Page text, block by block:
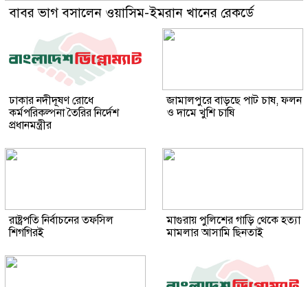
বাবর ভাগ বসালেন ওয়াসিম-ইমরান খানের রেকর্ডে
ঢাকার নদীদূষণ রোধে
কর্মপরিকল্পনা তৈরির নির্দেশ
প্রধানমন্ত্রীর
জামালপুরে বাড়ছে পাট চাষ, ফলন
ও দামে খুশি চাষি
রাষ্ট্রপতি নির্বাচনের তফসিল
শিগগিরই
মাগুরায় পুলিশের গাড়ি থেকে হত্যা
মামলার আসামি ছিনতাই